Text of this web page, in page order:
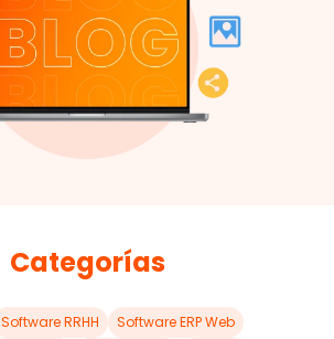
Categorías
Software RRHH
Software ERP Web